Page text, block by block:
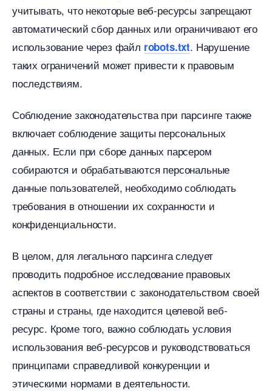
учитывать, что некоторые веб-ресурсы запрещают
автоматический сбор данных или ограничивают его
использование через файл robots.txt.​ Нарушение
таких ограничений может привести к правовым
последствиям.
Соблюдение законодательства при парсинге также
ключает соблюдение защиты персональных
данных.​ Если при сборе данных парсером
собираются и обрабатываются персональные
данные пользователей, необходимо соблюдать
требования в отношении их сохранности и
конфиденциальности.
целом, для легального парсинга следует
проводить подробное исследование правовых
аспектов в соответствии с законодательством своей
страны и страны, где находится целевой веб-
ресурс.​ Кроме того, важно соблюдать условия
использования веб-ресурсов и руководствоваться
принципами справедливой конкуренции и
этическими нормами в деятельности.